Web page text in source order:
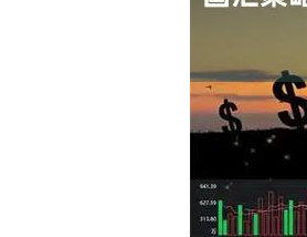
深证成指